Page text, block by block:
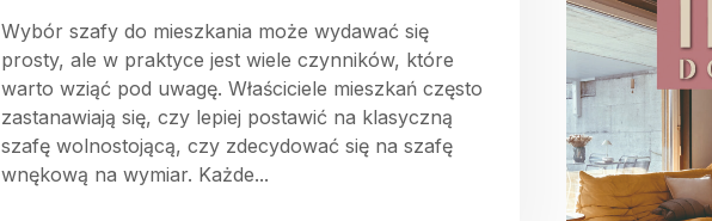
Wybór szafy do mieszkania może wydawać się
prosty, ale w praktyce jest wiele czynników, które
warto wziąć pod uwagę. Właściciele mieszkań często
zastanawiają się, czy lepiej postawić na klasyczną
szafę wolnostojącą, czy zdecydować się na szafę
wnękową na wymiar. Każde...